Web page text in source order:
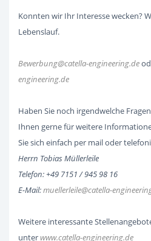
Konnten wir Ihr Interesse wecken?
Lebenslauf.
Bewerbung@catella-engineering.de
engineering.de
Haben Sie noch irgendwelche
Ihnen gerne für weitere
Sie sich einfach per mail oder
Herrn Tobias Müllerleile
Telefon: +49 7151 / 945 98 16
E-Mail:muellerleile@catella-
Weitere interessante
unterwww.catella-engineering.de